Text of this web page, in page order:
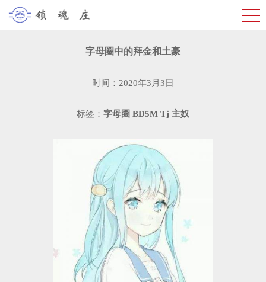
字母圈中的拜金和土豪
时间：2020年3月3日
标签： 字母圈 BD5M Tj 主奴